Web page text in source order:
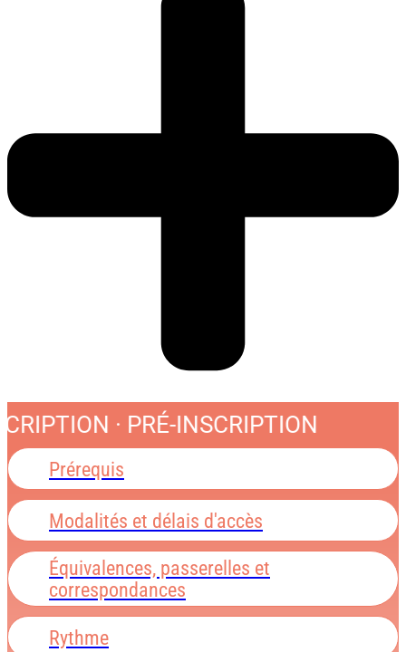
· PRÉ-INSCRIPTION
Prérequis
Modalités et délais d'accès
Équivalences, passerelles et
correspondances
Rythme